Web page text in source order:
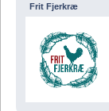
Frit Fjerkræ